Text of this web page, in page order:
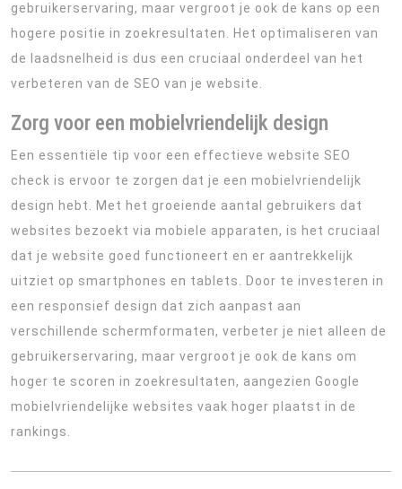
gebruikerservaring, maar vergroot je ook de kans op een
hogere positie in zoekresultaten. Het optimaliseren van
de laadsnelheid is dus een cruciaal onderdeel van het
verbeteren van de SEO van je website.
Zorg voor een mobielvriendelijk design
Een essentiële tip voor een effectieve website SEO
check is ervoor te zorgen dat je een mobielvriendelijk
design hebt. Met het groeiende aantal gebruikers dat
websites bezoekt via mobiele apparaten, is het cruciaal
dat je website goed functioneert en er aantrekkelijk
uitziet op smartphones en tablets. Door te investeren in
een responsief design dat zich aanpast aan
verschillende schermformaten, verbeter je niet alleen de
gebruikerservaring, maar vergroot je ook de kans om
hoger te scoren in zoekresultaten, aangezien Google
mobielvriendelijke websites vaak hoger plaatst in de
rankings.